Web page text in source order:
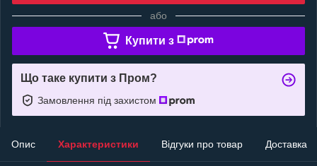
або
Купити з
Що таке купити з Пром?
Замовлення під захистом
Опис Характеристики Відгуки про товар Доставка